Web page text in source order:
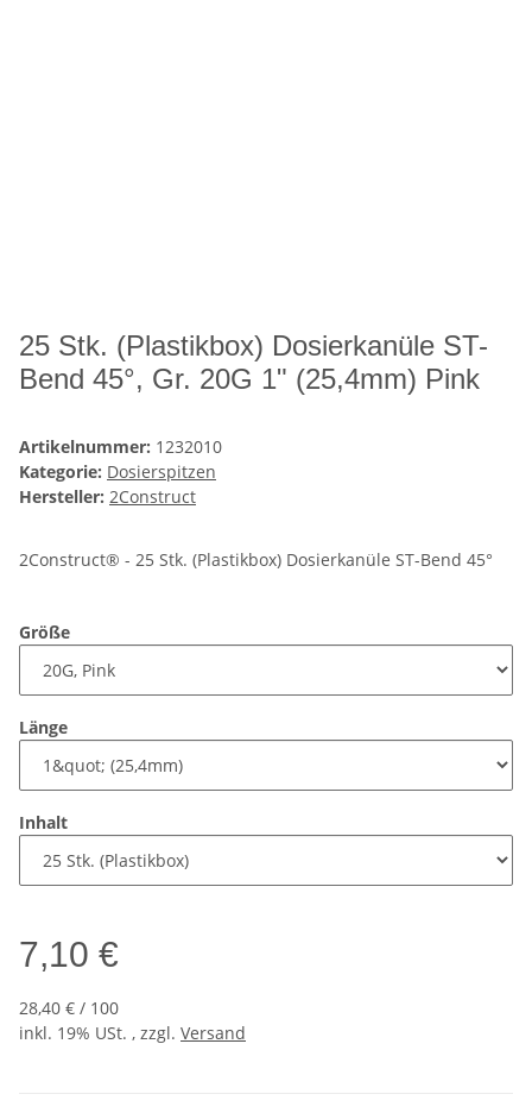
25 Stk. (Plastikbox) Dosierkanüle ST-
Bend 45°, Gr. 20G 1" (25,4mm) Pink
Artikelnummer: 1232010
Kategorie: Dosierspitzen
Hersteller: 2Construct
2Construct® - 25 Stk. (Plastikbox) Dosierkanüle ST-Bend 45°
Größe
Länge
Inhalt
7,10 €
28,40 € / 100
inkl. 19% USt. , zzgl. Versand